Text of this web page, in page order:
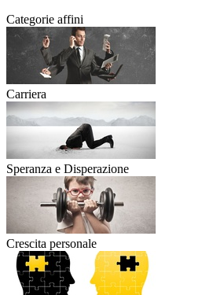
Categorie affini
Carriera
Speranza e Disperazione
Crescita personale